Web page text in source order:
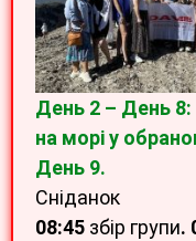
День 2 – День 8:
на морі у
День 9.
Сніданок
08:45 збір групи.